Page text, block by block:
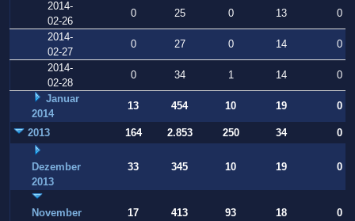
2014-
02-26
0 25 0 13
0
2014-
02-27
0 27 0 14
0
2014-
02-28
0 34 1 14
0
Januar
2014
13 454 10 19 0
2013 164 2.853 250 34 0
Dezember
2013
33 345 10 19 0
November
17 413 93 18 0